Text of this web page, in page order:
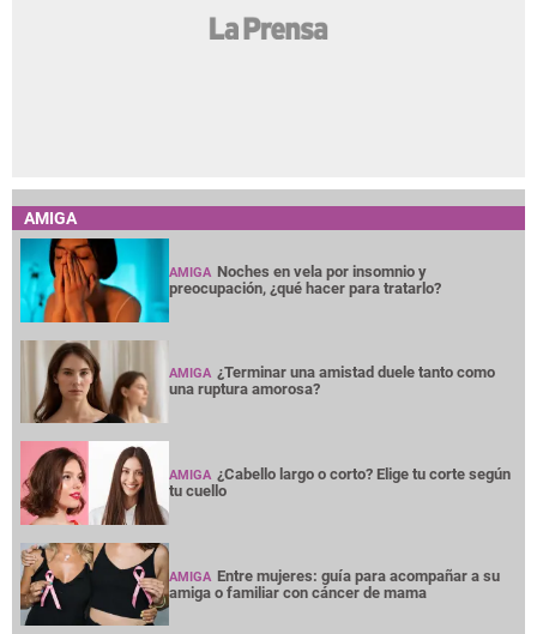
AMIGA
AMIGA Noches en vela por insomnio y
preocupación, ¿qué hacer para tratarlo?
AMIGA ¿Terminar una amistad duele tanto como
una ruptura amorosa?
AMIGA ¿Cabello largo o corto? Elige tu corte según
tu cuello
AMIGA Entre mujeres: guía para acompañar a su
amiga o familiar con cáncer de mama